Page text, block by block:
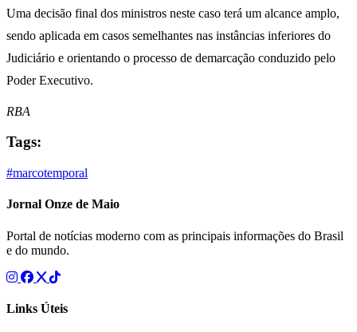
Uma decisão final dos ministros neste caso terá um alcance amplo,
sendo aplicada em casos semelhantes nas instâncias inferiores do
Judiciário e orientando o processo de demarcação conduzido pelo
Poder Executivo.
RBA
Tags:
#marcotemporal
Jornal Onze de Maio
Portal de notícias moderno com as principais informações do Brasil
e do mundo.
Links Úteis